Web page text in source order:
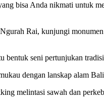
bisa Anda nikmati untuk
Rai, kunjungi
bentuk seni pertunjukan
dengan lanskap alam
melintasi sawah dan